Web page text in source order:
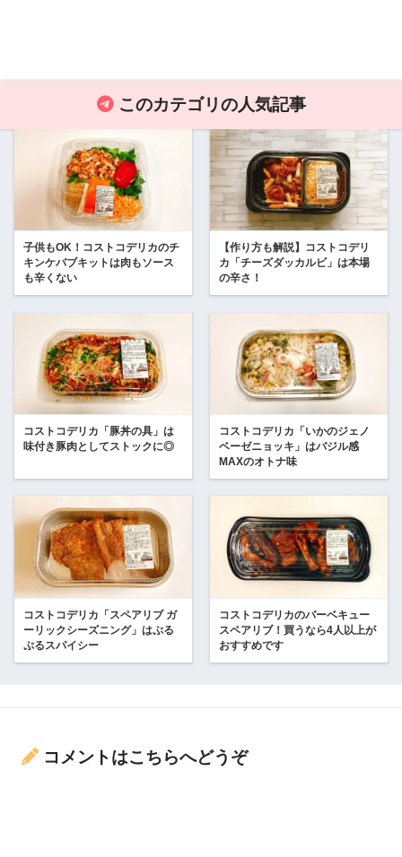
このカテゴリの人気記事
子供もOK！コストコデリカのチ
キンケバブキットは肉もソース
も辛くない
【作り方も解説】コストコデリ
カ「チーズダッカルビ」は本場
の辛さ！
コストコデリカ「豚丼の具」は
味付き豚肉としてストックに◎
コストコデリカ「いかのジェノ
ベーゼニョッキ」はバジル感
MAXのオトナ味
コストコデリカ「スペアリブ ガ
ーリックシーズニング」はぷる
ぷるスパイシー
コストコデリカのバーベキュー
スペアリブ！買うなら4人以上が
おすすめです
コメントはこちらへどうぞ